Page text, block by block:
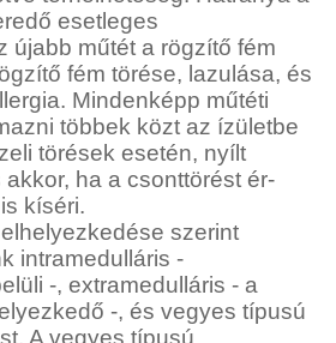
esetleges
újabb műtét a rögzítő fém
fém törése, lazulása, és
Mindenképp műtéti
többek közt az ízületbe
törések esetén, nyílt
ha a csonttörést ér-
kíséri.
szerint
intramedulláris -
-, extramedulláris - a
-, és vegyes típusú
A vegyes típusú